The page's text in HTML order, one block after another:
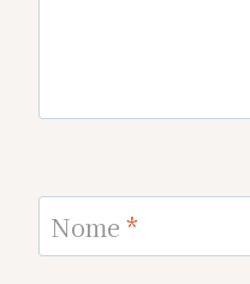
Nome *